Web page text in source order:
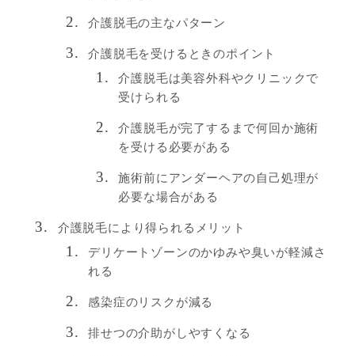
介護脱毛の主なパターン
介護脱毛を受けるときのポイント
介護脱毛は美容外科やクリニックで
受けられる
介護脱毛が完了するまで何回か施術
を受ける必要がある
施術前にアンダーヘアの自己処理が
必要な場合がある
介護脱毛により得られるメリット
デリケートゾーンのかゆみや臭いが軽減さ
れる
感染症のリスクが減る
排せつの介助がしやすくなる